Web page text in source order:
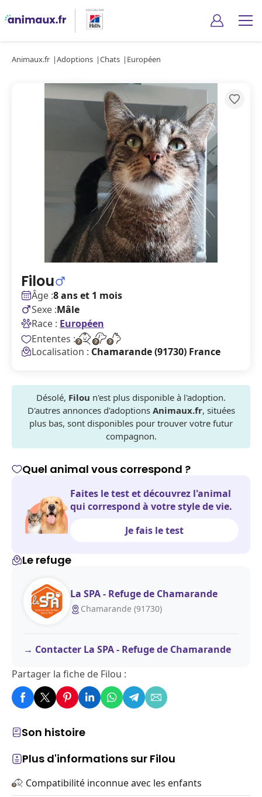
Animaux.fr Adoptions Chats Européen
Filou
Âge :8 ans et 1 mois
Sexe :Mâle
Race : Européen
Ententes :
Localisation : Chamarande (91730) France
Désolé, Filou n'est plus disponible à l'adoption.
D'autres annonces d'adoptions Animaux.fr, situées
plus bas, sont disponibles pour trouver votre futur
compagnon.
Son histoire
Plus d'informations sur Filou
Compatibilité inconnue avec les enfants
Quel animal vous correspond ?
Faites le test et découvrez l'animal
qui correspond à votre style de vie.
Je fais le test
Le refuge
La SPA - Refuge de Chamarande
Chamarande (91730)
Contacter La SPA - Refuge de Chamarande
Partager la fiche de Filou :